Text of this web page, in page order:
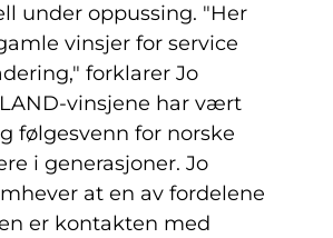
under oppussing. "Her
vinsjer for service
forklarer Jo
vinsjene har vært
følgesvenn for norske
i generasjoner. Jo
at en av fordelene
er kontakten med